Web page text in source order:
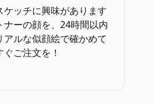
ケッチに興味があります
ナーの顔を、24時間以内
アルな似顔絵で確かめて
ご注文を！